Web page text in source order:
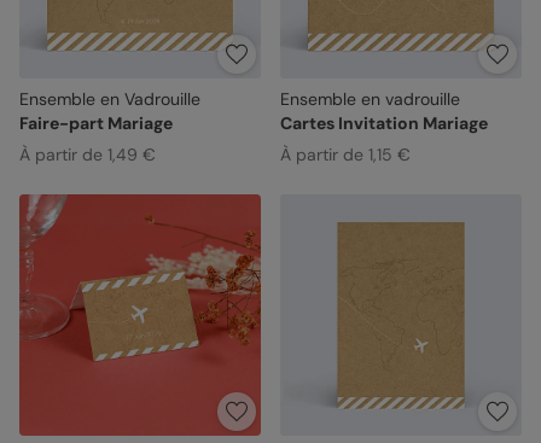
Ensemble en Vadrouille
Faire-part Mariage
À partir de 1,49 €
Ensemble en vadrouille
Cartes Invitation Mariage
À partir de 1,15 €